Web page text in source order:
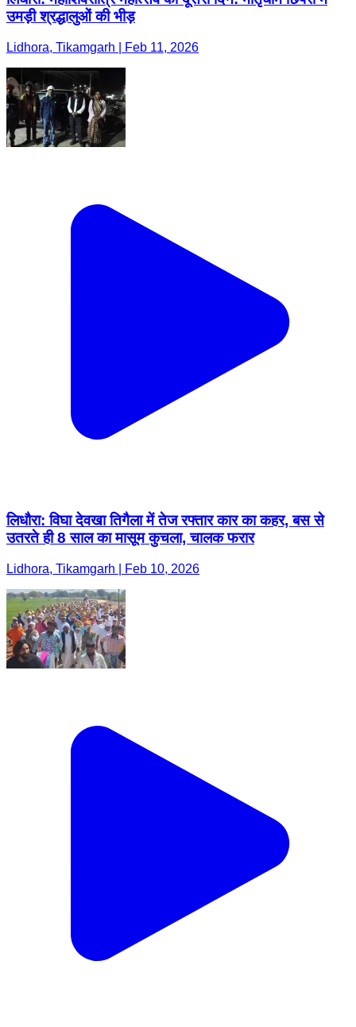
उमड़ी श्रद्धालुओं की भीड़
Lidhora, Tikamgarh | Feb 11, 2026
लिधौरा: विघा देवखा तिगैला में तेज रफ्तार कार का कहर, बस से
उतरते ही 8 साल का मासूम कुचला, चालक फरार
Lidhora, Tikamgarh | Feb 10, 2026